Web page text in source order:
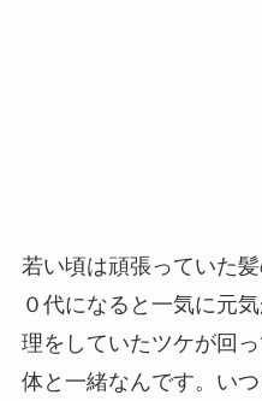
若い頃は頑張っていた
０代になると一気に元
理をしていたツケが回
体と一緒なんです。い